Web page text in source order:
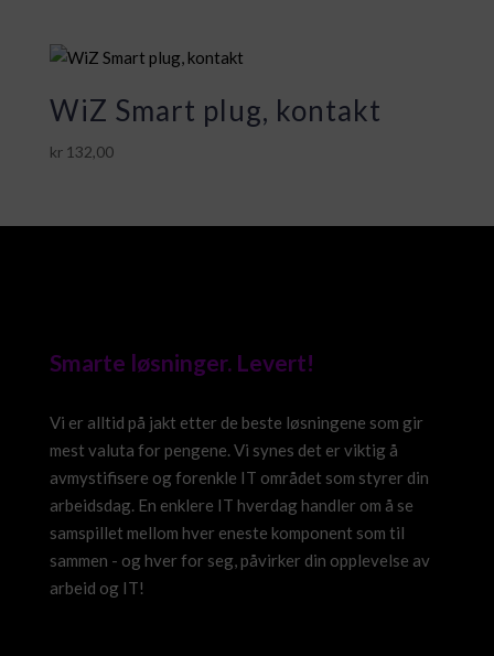
WiZ Smart plug, kontakt
kr132,00
Smarte løsninger. Levert!
Vi er alltid på jakt etter de beste løsningene som gir
mest valuta for pengene. Vi synes det er viktig å
avmystifisere og forenkle IT området som styrer din
arbeidsdag. En enklere IT hverdag handler om å se
samspillet mellom hver eneste komponent som til
sammen - og hver for seg, påvirker din opplevelse av
arbeid og IT!